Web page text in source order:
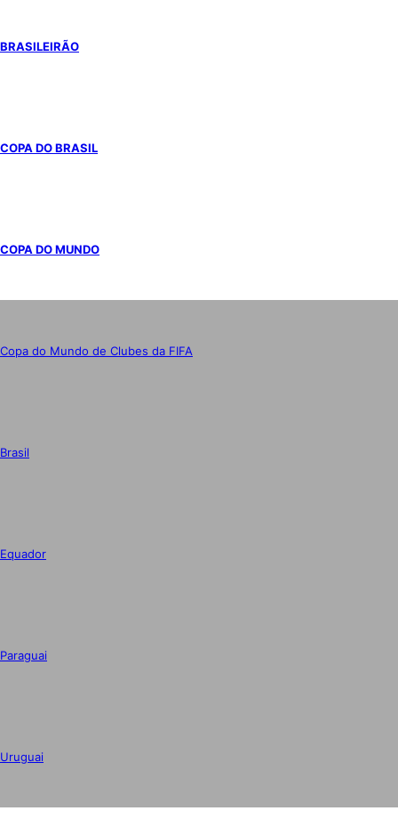
BRASILEIRÃO
COPA DO BRASIL
COPA DO MUNDO
Copa do Mundo de Clubes da FIFA
Brasil
Equador
Paraguai
Uruguai